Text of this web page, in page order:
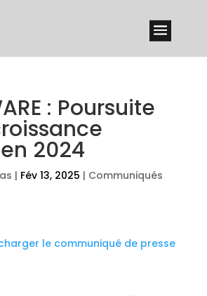
: Poursuite
2024
| Fév 13, 2025 | Communiqués
le communiqué de presse